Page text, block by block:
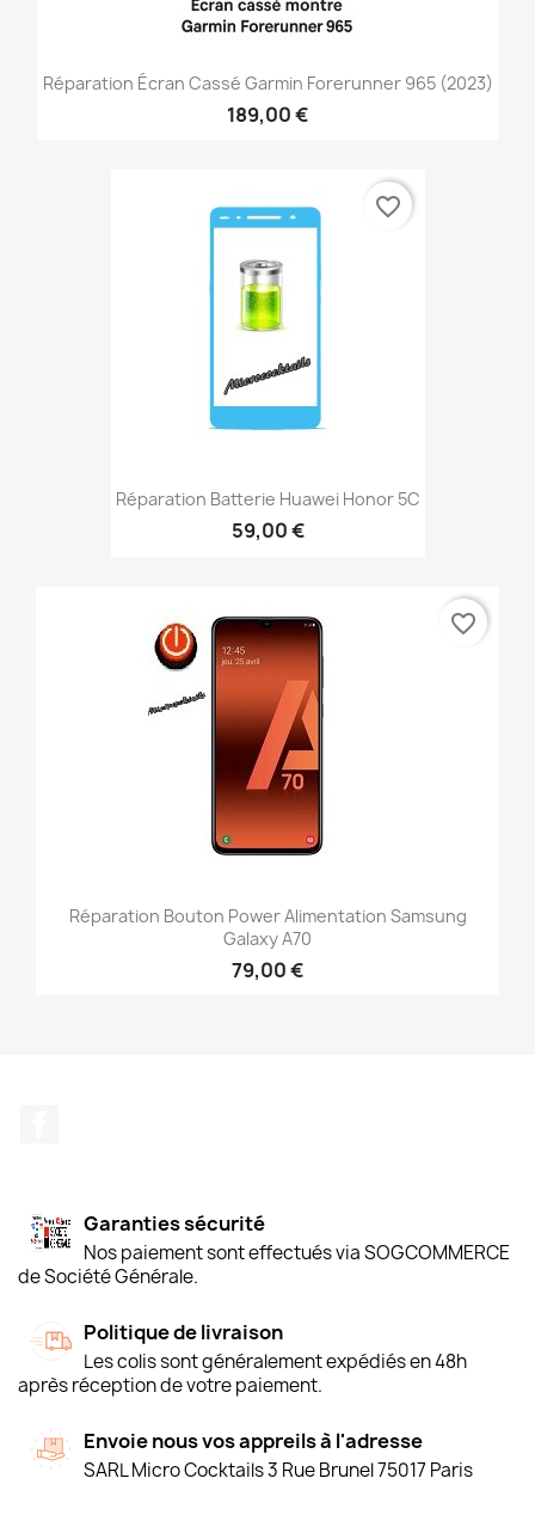
Réparation Écran Cassé Garmin Forerunner 965 (2023)
189,00 €
Réparation Batterie Huawei Honor 5C
59,00 €
favorite_border
Réparation Bouton Power Alimentation Samsung
Galaxy A70
79,00 €
favorite_border
Garanties sécurité
Nos paiement sont effectués via SOGCOMMERCE
de Société Générale.
Politique de livraison
Les colis sont généralement expédiés en 48h
après réception de votre paiement.
Envoie nous vos appreils à l'adresse
SARL Micro Cocktails 3 Rue Brunel 75017 Paris